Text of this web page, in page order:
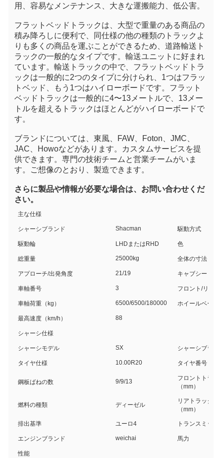
用、容易なメンテナンス、大きな運搬能力、低公害。
フラットベッドトラックは、大型で重量のある商品の
積み降ろしに便利で、同仕様の他の種類のトラックよ
りも多くの商品を運ぶことができるため、道路輸送ト
ラックの一般的なタイプです。輸送ユニットに好まれ
ています。輸送トラックの中で、フラットベッドトラ
ックは一般的に2つのタイプに分けられ、1つはフラッ
トベッド、もう1つはハイローボードです。フラット
ベッドトラックは一般的に4〜13メートルで、13メー
トルを超えるトラックはほとんどがハイローボードで
す。
ブランドについては、東風、FAW、Foton、JMC、
JAC、Howoなどがあります。カスタムサービスを提
供できます。専門の技術チームと営業チームがいま
す。ご想像のとおり、製造できます。
さらに製品や情報が必要な場合は、お問い合わせくだ
さい。
主な仕様
シャーシブランド Shacman 駆動方式
駆動輪 LHDまたはRHD 色
総重量 25000kg 全体の寸法
アプローチ/出発角度 21/19 キャブシート
車軸番号 3 フロント/リアハ
車軸荷重（kg） 6500/6500/180000 ホイールベース
最高速度（km/h） 88
シャーシ仕様
シャーシモデル SX シャーシブラン
タイヤ仕様 10.00R20 タイヤ番号
鋼板ばねの数 9/9/13
フロントトラッ
（mm）
燃料の種類 ディーゼル
リアトラックベ
（mm）
排出基準 ユーロ4 トランスミッシ
エンジンブランド weichai 馬力
性能